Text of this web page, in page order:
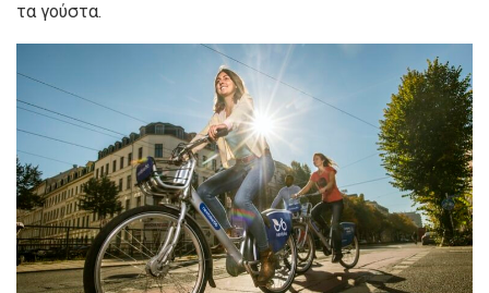
τα γούστα.